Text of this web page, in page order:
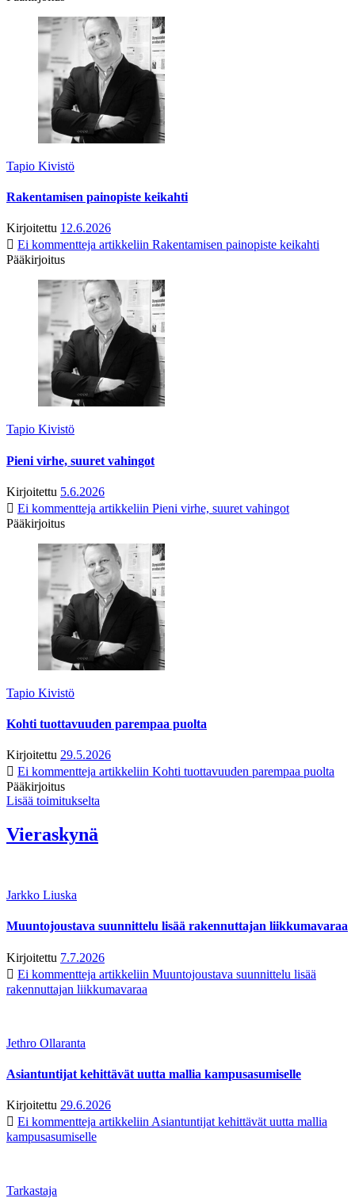
Tapio Kivistö
Rakentamisen painopiste keikahti
Kirjoitettu 12.6.2026
Ei kommentteja artikkeliin Rakentamisen painopiste keikahti
Pääkirjoitus
Tapio Kivistö
Pieni virhe, suuret vahingot
Kirjoitettu 5.6.2026
Ei kommentteja artikkeliin Pieni virhe, suuret vahingot
Pääkirjoitus
Tapio Kivistö
Kohti tuottavuuden parempaa puolta
Kirjoitettu 29.5.2026
Ei kommentteja artikkeliin Kohti tuottavuuden parempaa puolta
Pääkirjoitus
Lisää toimitukselta
Vieraskynä
Jarkko Liuska
Muuntojoustava suunnittelu lisää rakennuttajan liikkumavaraa
Kirjoitettu 7.7.2026
Ei kommentteja artikkeliin Muuntojoustava suunnittelu lisää
rakennuttajan liikkumavaraa
Jethro Ollaranta
Asiantuntijat kehittävät uutta mallia kampusasumiselle
Kirjoitettu 29.6.2026
Ei kommentteja artikkeliin Asiantuntijat kehittävät uutta mallia
kampusasumiselle
Tarkastaja